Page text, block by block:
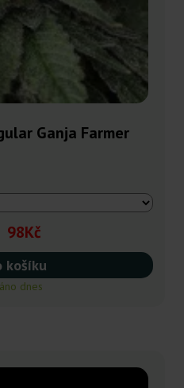
Ganja Farmer
98Kč
košíku
dnes